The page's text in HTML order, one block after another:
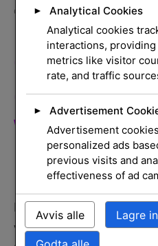
certified in line EU wles
CX-30 Set
Certified
Wles
Barco ClickShare CX-30 –
video/lyd-utvider –
►
Analytical Cookies
Analytical cookies
interactions,
metrics like visitor
rate, and traffic
►
Advertisement
Advertisement
personalized ads
previous visits and
effectiveness of ad
Avvis alle Lagre